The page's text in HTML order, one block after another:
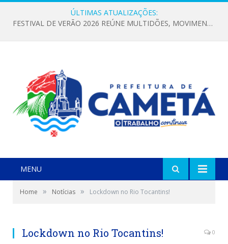
ÚLTIMAS ATUALIZAÇÕES:
FESTIVAL DE VERÃO 2026 REÚNE MULTIDÕES, MOVIMENTA A ECONOMIA E FORTALECE A CULTURA LOCAL
MENU
Home » Notícias » Lockdown no Rio Tocantins!
Lockdown no Rio Tocantins! 0